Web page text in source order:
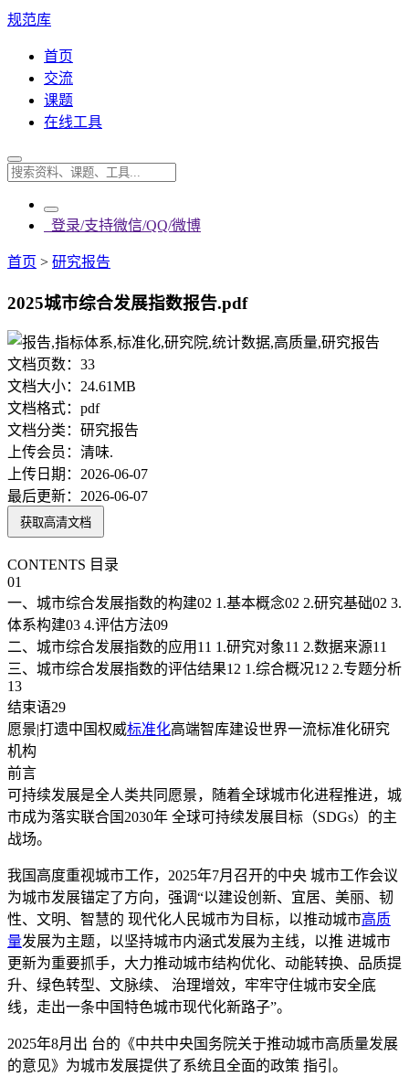
规范库
首页
交流
课题
在线工具
登录/支持微信/QQ/微博
首页 > 研究报告
2025城市综合发展指数报告.pdf
文档页数： 33
文档大小： 24.61MB
文档格式： pdf
文档分类： 研究报告
上传会员： 清味.
上传日期： 2026-06-07
最后更新： 2026-06-07
获取高清文档
CONTENTS 目录
01
一、城市综合发展指数的构建02 1.基本概念02 2.研究基础02 3.
体系构建03 4.评估方法09
二、城市综合发展指数的应用11 1.研究对象11 2.数据来源11
三、城市综合发展指数的评估结果12 1.综合概况12 2.专题分析
13
结束语29
愿景|打遗中国权威标准化高端智库建设世界一流标准化研究
机构
前言
可持续发展是全人类共同愿景，随着全球城市化进程推进，城
市成为落实联合国2030年 全球可持续发展目标（SDGs）的主
战场。
我国高度重视城市工作，2025年7月召开的中央 城市工作会议
为城市发展锚定了方向，强调“以建设创新、宜居、美丽、韧
性、文明、智慧的 现代化人民城市为目标，以推动城市高质
量发展为主题，以坚持城市内涵式发展为主线，以推 进城市
更新为重要抓手，大力推动城市结构优化、动能转换、品质提
升、绿色转型、文脉续、 治理增效，牢牢守住城市安全底
线，走出一条中国特色城市现代化新路子”。
2025年8月出 台的《中共中央国务院关于推动城市高质量发展
的意见》为城市发展提供了系统且全面的政策 指引。